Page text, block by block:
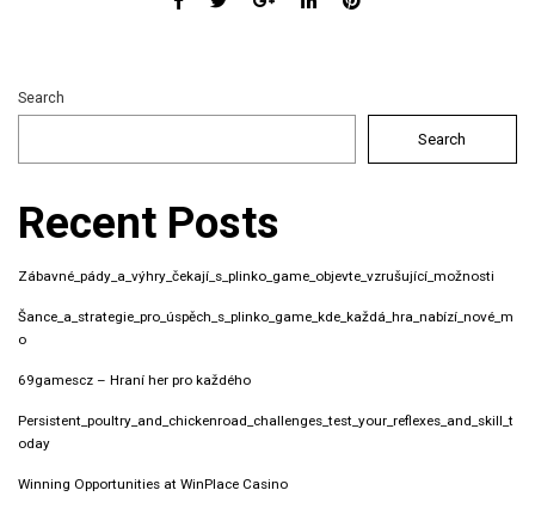
Search
Search
Recent Posts
Zábavné_pády_a_výhry_čekají_s_plinko_game_objevte_vzrušující_možnosti
Šance_a_strategie_pro_úspěch_s_plinko_game_kde_každá_hra_nabízí_nové_m
o
69gamescz – Hraní her pro každého
Persistent_poultry_and_chickenroad_challenges_test_your_reflexes_and_skill_t
oday
Winning Opportunities at WinPlace Casino